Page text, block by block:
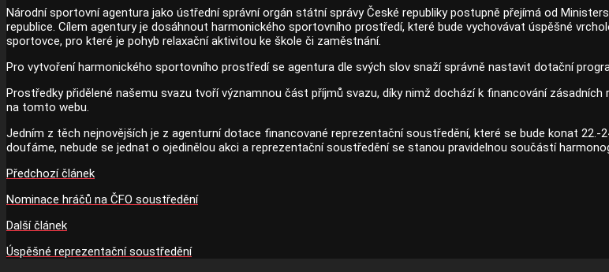
Národní sportovní agentura jako ústřední správní orgán státní správy České republiky postupně přejímá od
republice. Cílem agentury je dosáhnout harmonického sportovního prostředí, které bude vychovávat úspěšné
sportovce, pro které je pohyb relaxační aktivitou ke škole či zaměstnání.
Pro vytvoření harmonického sportovního prostředí se agentura dle svých slov snaží správně nastavit dotační
Prostředky přidělené našemu svazu tvoří významnou část příjmů svazu, díky nimž dochází k financování
na tomto webu.
Jedním z těch nejnovějších je z agenturní dotace financované reprezentační soustředění, které se bude konat 22.-
doufáme, nebude se jednat o ojedinělou akci a reprezentační soustředění se stanou pravidelnou součástí
Předchozí článek
Nominace hráčů na ČFO soustředění
Další článek
Úspěšné reprezentační soustředění